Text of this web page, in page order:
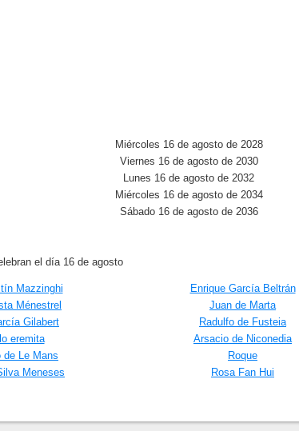
Miércoles 16 de agosto de 2028
Viernes 16 de agosto de 2030
Lunes 16 de agosto de 2032
Miércoles 16 de agosto de 2034
Sábado 16 de agosto de 2036
el día 16 de agosto
Mazzinghi
Enrique García Beltrán
Ménestrel
Juan de Marta
Gilabert
Radulfo de Fusteia
eremita
Arsacio de Niconedia
de Le Mans
Roque
Meneses
Rosa Fan Hui